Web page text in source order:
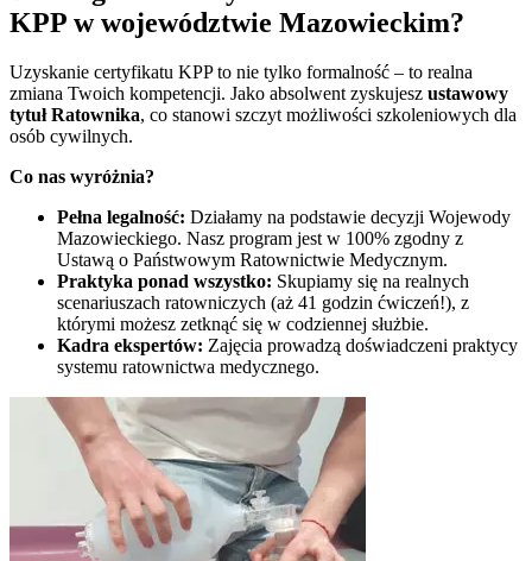
KPP wwojewództwie Mazowieckim?
Uzyskanie certyfikatu KPP to nie tylko formalność – to realna
zmiana Twoich kompetencji. Jako absolwent zyskujesz ustawowy
tytuł Ratownika, co stanowi szczyt możliwości szkoleniowych dla
osób cywilnych.
Co nas wyróżnia?
Pełna legalność: Działamy na podstawie decyzji Wojewody
Mazowieckiego. Nasz program jest w 100% zgodny z
Ustawą o Państwowym Ratownictwie Medycznym.
Praktyka ponad wszystko: Skupiamy się na realnych
scenariuszach ratowniczych (aż 41 godzin ćwiczeń!), z
którymi możesz zetknąć się w codziennej służbie.
Kadra ekspertów: Zajęcia prowadzą doświadczeni praktycy
systemu ratownictwa medycznego.